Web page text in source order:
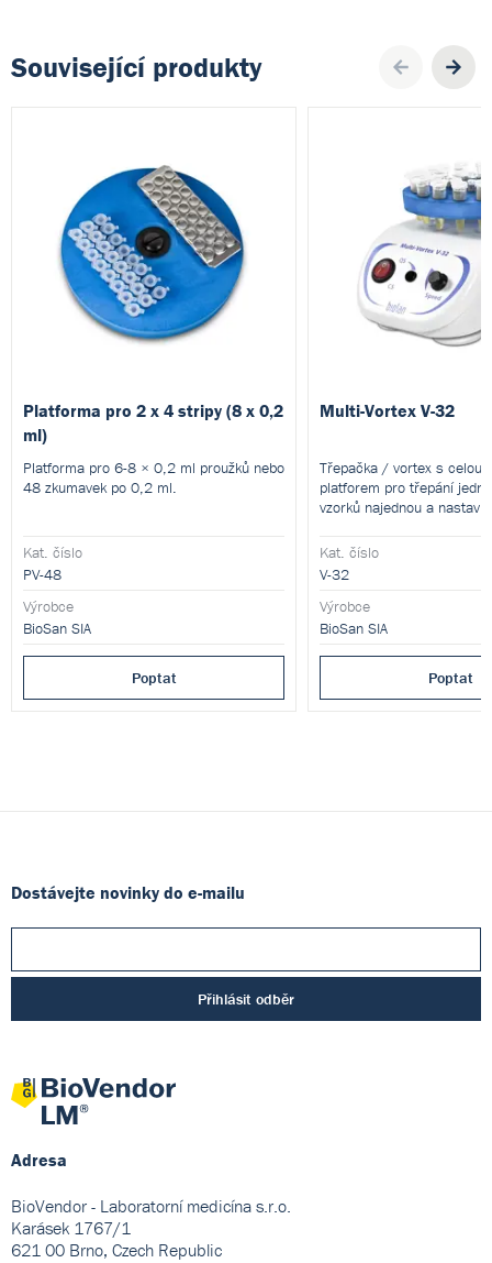
Související produkty
Platforma pro 2 x 4 stripy (8 x 0,2
ml)
Platforma pro 6-8 × 0,2 ml proužků nebo
48 zkumavek po 0,2 ml.
Kat. číslo
PV-48
Výrobce
BioSan SIA
Poptat
Multi-Vortex V-32
Třepačka / vortex s celou
platforem pro třepání
vzorků najednou a
Kat. číslo
V-32
Výrobce
BioSan SIA
Poptat
Dostávejte novinky do e-mailu
Přihlásit odběr
Adresa
BioVendor - Laboratorní medicína s.r.o.
Karásek 1767/1
621 00 Brno, Czech Republic